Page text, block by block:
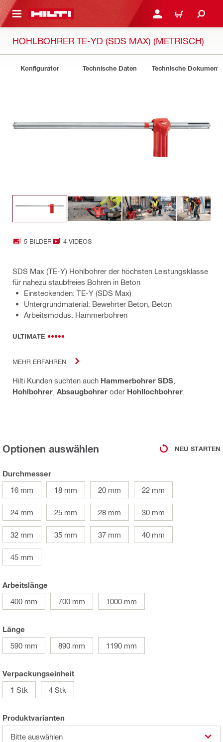
ANMELDEN ODER
WARENKORB
HOHLBOHRER TE-YD (SDS MAX) (METRISCH)
Konfigurator Technische Daten Technische Dokumente
5 BILDER 4 VIDEOS
SDS Max (TE-Y) Hohlbohrer der höchsten Leistungsklasse
für nahezu staubfreies Bohren in Beton
Einsteckenden: TE-Y (SDS Max)
Untergrundmaterial: Bewehrter Beton, Beton
Arbeitsmodus: Hammerbohren
ULTIMATE
MEHR ERFAHREN
Hilti Kunden suchten auch Hammerbohrer SDS
Hohlbohrer Absaugbohrer oder Hohllochbohrer
Optionen auswählen NEU STARTEN
Durchmesser
16 mm
18 mm 20 mm 22 mm
24 mm 25 mm 28 mm 30 mm
32 mm 35 mm 37 mm 40 mm
45 mm
Arbeitslänge
400 mm
700 mm 1000 mm
Länge
590 mm
890 mm 1190 mm
Verpackungseinheit
1 Stk
4 Stk
Produktvarianten
Bitte auswählen